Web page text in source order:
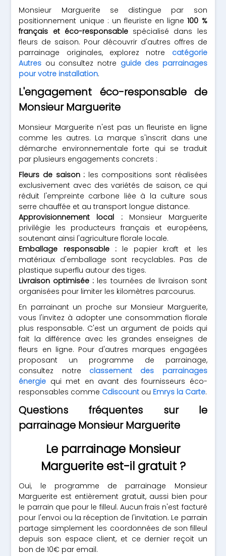
Monsieur Marguerite se distingue par son
positionnement unique : un fleuriste en ligne100 %
français et éco-responsablespécialisé dans les
fleurs de saison. Pour découvrir d'autres offres de
parrainage originales, explorez notre catégorie
Autres ou consultez notre guide des parrainages
pour votre installation.
L'engagement éco-responsable de
Monsieur Marguerite
Monsieur Marguerite n'est pas un fleuriste en ligne
comme les autres. La marque s'inscrit dans une
démarche environnementale forte qui se traduit
par plusieurs engagements concrets :
Fleurs de saison : les compositions sont réalisées
exclusivement avec des variétés de saison, ce qui
réduit l'empreinte carbone liée à la culture sous
serre chauffée et au transport longue distance.
Approvisionnement local :Monsieur Marguerite
privilégie les producteurs français et européens,
soutenant ainsi l'agriculture florale locale.
Emballage responsable :le papier kraft et les
matériaux d'emballage sont recyclables. Pas de
plastique superflu autour des tiges.
Livraison optimisée : les tournées de livraison sont
organisées pour limiter les kilomètres parcourus.
En parrainant un proche sur Monsieur Marguerite,
vous l'invitez à adopter une consommation florale
plus responsable. C'est un argument de poids qui
fait la différence avec les grandes enseignes de
fleurs en ligne. Pour d'autres marques engagées
proposant un programme de parrainage,
consultez notre classement des parrainages
énergie qui met en avant des fournisseurs éco-
responsables comme Cdiscount ou Emrys la Carte.
Questions fréquentes sur le
parrainage Monsieur Marguerite
Le parrainage Monsieur
Marguerite est-il gratuit ?
Oui, le programme de parrainage Monsieur
Marguerite est entièrement gratuit, aussi bien pour
le parrain que pour le filleul. Aucun frais n'est facturé
pour l'envoi ou la réception de l'invitation. Le parrain
partage simplement les coordonnées de son filleul
depuis son espace client, et ce dernier reçoit un
bon de 10€ par email.